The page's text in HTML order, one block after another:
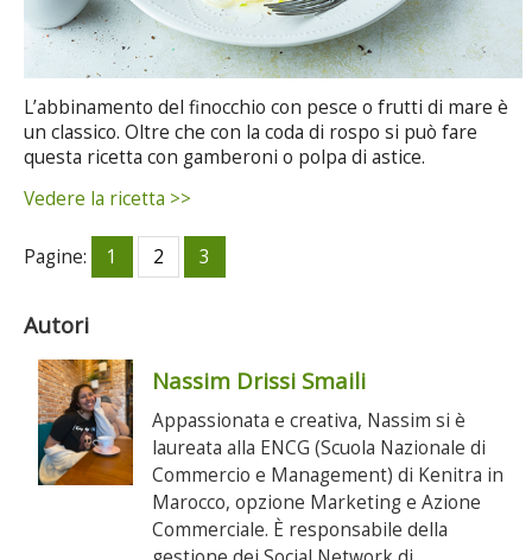
L’abbinamento del finocchio con pesce o frutti di mare è
un classico. Oltre che con la coda di rospo si può fare
questa ricetta con gamberoni o polpa di astice.
Vedere la ricetta >>
Pagine: 1 2 3
Autori
Nassim Drissi Smaili
Appassionata e creativa, Nassim si è
laureata alla ENCG (Scuola Nazionale di
Commercio e Management) di Kenitra in
Marocco, opzione Marketing e Azione
Commerciale. È responsabile della